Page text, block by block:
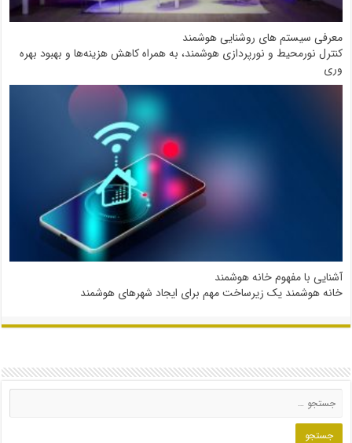
معرفی سیستم های روشنایی هوشمند
کنترل نورمحیط و نورپردازی هوشمند، به همراه کاهش هزینه‌ها و بهبود بهره
وری
آشنایی با مفهوم خانه هوشمند
خانه هوشمند یک زیرساخت مهم برای ایجاد شهرهای هوشمند